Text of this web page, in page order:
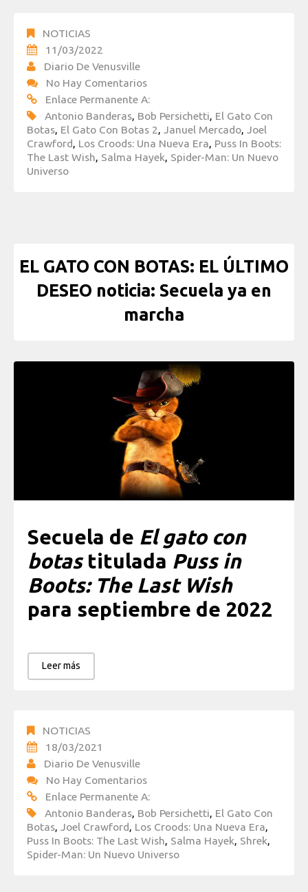
NOTICIAS
11/03/2022
Diario De Venusville
No Hay Comentarios
Enlace Permanente A:
Antonio Banderas, Bob Persichetti, El Gato Con
Botas, El Gato Con Botas 2, Januel Mercado, Joel
Crawford, Los Croods: Una Nueva Era, Puss In Boots:
The Last Wish, Salma Hayek, Spider-Man: Un Nuevo
Universo
EL GATO CON BOTAS: EL ÚLTIMO
DESEO noticia: Secuela ya en
marcha
Secuela de El gato con
botastitulada Puss in
Boots: The Last Wish
para septiembre de 2022
Leer más
NOTICIAS
18/03/2021
Diario De Venusville
No Hay Comentarios
Enlace Permanente A:
Antonio Banderas, Bob Persichetti, El Gato Con
Botas, Joel Crawford, Los Croods: Una Nueva Era,
Puss In Boots: The Last Wish, Salma Hayek, Shrek,
Spider-Man: Un Nuevo Universo